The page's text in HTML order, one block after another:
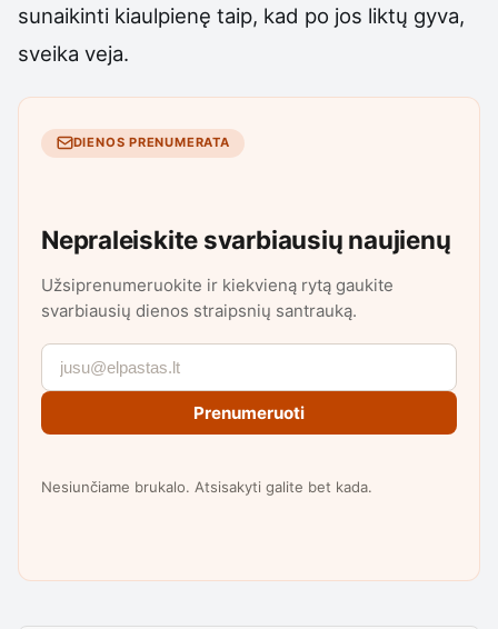
sunaikinti kiaulpienę taip, kad po jos liktų gyva,
sveika veja.
DIENOS PRENUMERATA
Nepraleiskite svarbiausių naujienų
Užsiprenumeruokite ir kiekvieną rytą gaukite
svarbiausių dienos straipsnių santrauką.
Prenumeruoti
Nesiunčiame brukalo. Atsisakyti galite bet kada.